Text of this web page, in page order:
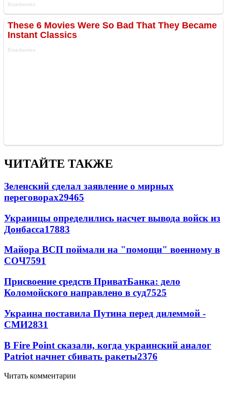
ЧИТАЙТЕ ТАКЖЕ
Зеленский сделал заявление о мирных
переговорах29465
Украинцы определились насчет вывода войск из
Донбасса17883
Майора ВСП поймали на "помощи" военному в
СОЧ7591
Присвоение средств ПриватБанка: дело
Коломойского направлено в суд7525
Украина поставила Путина перед дилеммой -
СМИ2831
В Fire Point сказали, когда украинский аналог
Patriot начнет сбивать ракеты2376
Читать комментарии